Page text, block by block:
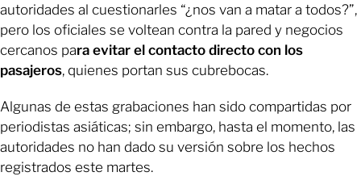
autoridades al cuestionarles “¿nos van a matar a todos?”,
pero los oficiales se voltean contra la pared y negocios
cercanos para evitar el contacto directo con los
pasajeros, quienes portan sus cubrebocas.
Algunas de estas grabaciones han sido compartidas por
periodistas asiáticas; sin embargo, hasta el momento, las
autoridades no han dado su versión sobre los hechos
registrados este martes.